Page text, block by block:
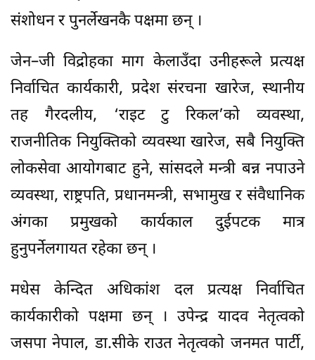
संशोधन र पुनर्लेखनकै पक्षमा छन् ।
जेन–जी विद्रोहका माग केलाउँदा उनीहरूले प्रत्यक्ष
निर्वाचित कार्यकारी, प्रदेश संरचना खारेज, स्थानीय
तह गैरदलीय, ‘राइट टु रिकल’को व्यवस्था,
राजनीतिक नियुक्तिको व्यवस्था खारेज, सबै नियुक्ति
लोकसेवा आयोगबाट हुने, सांसदले मन्त्री बन्न नपाउने
व्यवस्था, राष्ट्रपति, प्रधानमन्त्री, सभामुख र संवैधानिक
अंगका प्रमुखको कार्यकाल दुईपटक मात्र
हुनुपर्नेलगायत रहेका छन् ।
मधेस केन्दित अधिकांश दल प्रत्यक्ष निर्वाचित
कार्यकारीको पक्षमा छन् । उपेन्द्र यादव नेतृत्वको
जसपा नेपाल, डा.सीके राउत नेतृत्वको जनमत पार्टी,